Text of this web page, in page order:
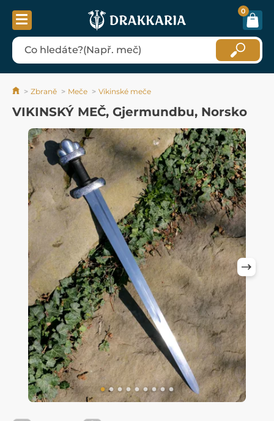
0
Zbraně Meče Vikinské meče
VIKINSKÝ MEČ, Gjermundbu, Norsko